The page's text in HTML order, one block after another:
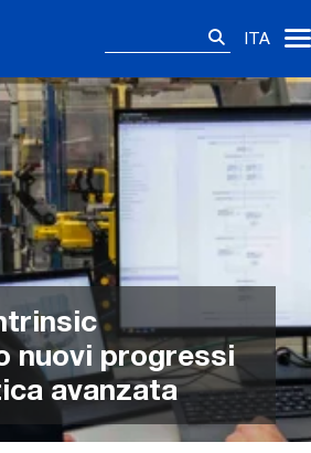
ITA
nuovi progressi
avanzata